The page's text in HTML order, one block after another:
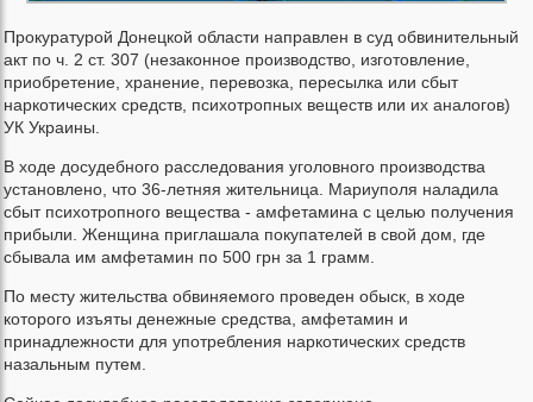
Прокуратурой Донецкой области направлен в суд обвинительный
акт по ч. 2 ст. 307 (незаконное производство, изготовление,
приобретение, хранение, перевозка, пересылка или сбыт
наркотических средств, психотропных веществ или их аналогов)
УК Украины.
В ходе досудебного расследования уголовного производства
установлено, что 36-летняя жительница. Мариуполя наладила
сбыт психотропного вещества - амфетамина с целью получения
прибыли. Женщина приглашала покупателей в свой дом, где
сбывала им амфетамин по 500 грн за 1 грамм.
По месту жительства обвиняемого проведен обыск, в ходе
которого изъяты денежные средства, амфетамин и
принадлежности для употребления наркотических средств
назальным путем.